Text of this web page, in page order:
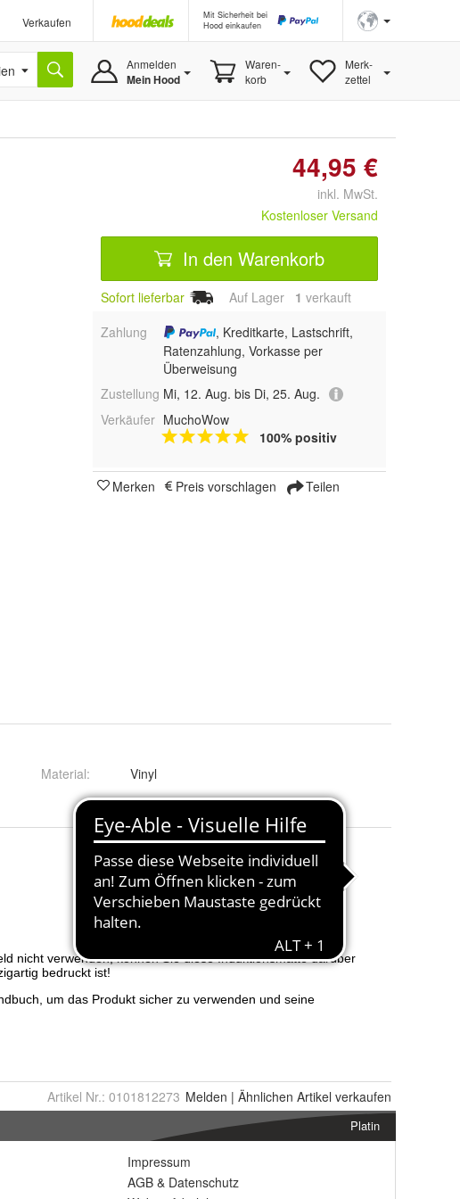
Verkaufen
Mit Sicherheit bei
Hood einkaufen
Anmelden
Mein Hood
Waren-
korb
Merk-
zettel
44,95 €
inkl. MwSt.
Kostenloser Versand
In den Warenkorb
Sofort lieferbar Auf Lager 1 verkauft
Zahlung
, Kreditkarte, Lastschrift,
Ratenzahlung, Vorkasse per
Überweisung
Zustellung Mi, 12. Aug. bis Di, 25. Aug.
Verkäufer MuchoWow
100% positiv
Merken Preis vorschlagen Teilen
Material: Vinyl
Artikel Nr.: 0101812273 Melden | Ähnlichen Artikel verkaufen
Platin
Impressum
AGB & Datenschutz